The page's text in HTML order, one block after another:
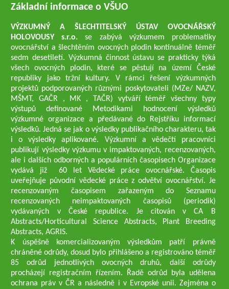
Základní informace o VŠUO
VÝZKUMNÝ A ŠLECHTITELSKÝ ÚSTAV OVOCNÁŘSKÝ
HOLOVOUSY s.r.o.se zabývá výzkumem problematiky
ovocnářství a šlechtěním ovocných plodin kontinuálně téměř
sedm desetiletí. Výzkumná činnost ústavu se prakticky týká
všech ovocných plodin, které se pěstují na území České
republiky jako tržní kultury. V rámci řešení výzkumných
projektů podporovaných různými poskytovateli (MZe/ NAZV,
MŠMT, GAČR , MK , TAČR) vytváří téměř všechny typy
výstupů definované Metodikami hodnocení výsledků
výzkumné organizace a předávané do Rejstříku informací
výsledků. Jedná se jak o výsledky publikačního charakteru, tak
i o výsledky aplikované. Výzkumní a vědečtí pracovníci
publikují výsledky výzkumu v impaktovaných, recenzovaných,
ale i dalších odborných a populárních časopisech Organizace
vydává již 60 let Vědecké práce ovocnářské. Časopis
uveřejňuje původní vědecké práce z odvětví ovocnářství. Je
recenzovaným časopisem zařazeným do Seznamu
recenzovaných neimpaktovaných časopisů (periodik)
vydávaných v České republice. Je citován v CA B
Abstracts/Horticultural Science Abstracts, Plant Breeding
Abstracts, AGRIS.
K úspěšně komercializovaným výsledkům patří právně
chráněné odrůdy, dosud bylo přihlášeno a registrováno téměř
85 odrůd jednotlivých ovocných druhů, další odrůdy
procházejí registračním řízením. Řadě odrůd byla udělena
ochrana práv v ČR a následně i v Evropské unii. Zejména o